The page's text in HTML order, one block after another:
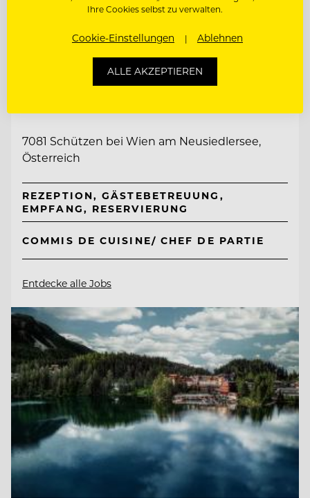
TOP ARBEITGEBER
7081 Schützen bei Wien am Neusiedlersee,
Österreich
REZEPTION, GÄSTEBETREUUNG,
EMPFANG, RESERVIERUNG
COMMIS DE CUISINE/ CHEF DE PARTIE
Entdecke alle Jobs
Ihre Cookies selbst zu verwalten.
Cookie-Einstellungen Ablehnen
ALLE AKZEPTIEREN